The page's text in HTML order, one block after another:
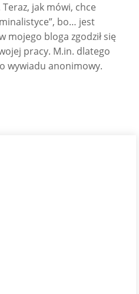
jak mówi, chce
bo… jest
mojego bloga zgodził się
pracy. M.in. dlatego
wywiadu anonimowy.